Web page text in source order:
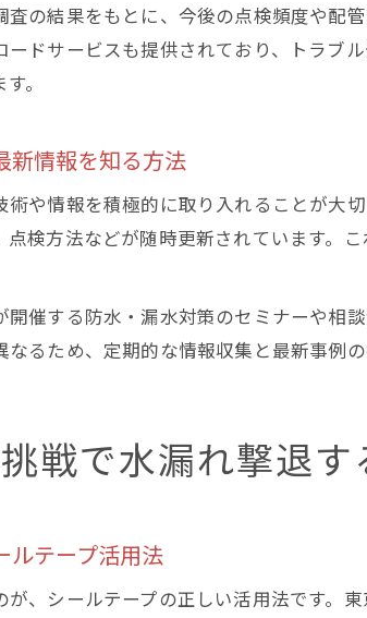
地下水漏れ放置によ
査の結果をもとに、今後の点検頻度や配
ドサービスも提供されており、トラブ
。
新情報を知る方法
や情報を積極的に取り入れることが大
検方法などが随時更新されています。
開催する防水・漏水対策のセミナーや相
るため、定期的な情報収集と最新事例
戦で水漏れ撃退す
ルテープ活用法
、シールテープの正しい活用法です。